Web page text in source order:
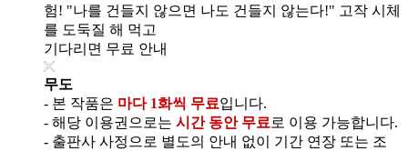
험! "나를 건들지 않으면 나도 건들지 않는다!" 고작 시체
를 도둑질 해 먹고
기다리면 무료 안내
무도
- 본 작품은 마다 1화씩 무료입니다.
- 해당 이용권으로는 시간 동안 무료 로 이용 가능합니다.
- 출판사 사정으로 별도의 안내 없이 기간 연장 또는 조